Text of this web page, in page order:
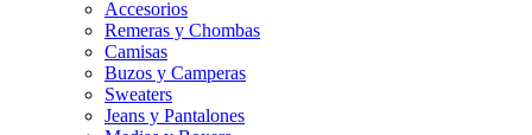
Accesorios
Remeras y Chombas
Camisas
Buzos y Camperas
Sweaters
Jeans y Pantalones